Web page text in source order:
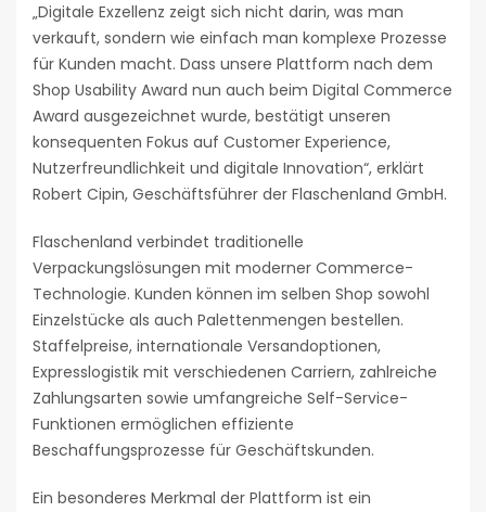
„Digitale Exzellenz zeigt sich nicht darin, was man
verkauft, sondern wie einfach man komplexe Prozesse
für Kunden macht. Dass unsere Plattform nach dem
Shop Usability Award nun auch beim Digital Commerce
Award ausgezeichnet wurde, bestätigt unseren
konsequenten Fokus auf Customer Experience,
Nutzerfreundlichkeit und digitale Innovation“, erklärt
Robert Cipin, Geschäftsführer der Flaschenland GmbH.
Flaschenland verbindet traditionelle
Verpackungslösungen mit moderner Commerce-
Technologie. Kunden können im selben Shop sowohl
Einzelstücke als auch Palettenmengen bestellen.
Staffelpreise, internationale Versandoptionen,
Expresslogistik mit verschiedenen Carriern, zahlreiche
Zahlungsarten sowie umfangreiche Self-Service-
Funktionen ermöglichen effiziente
Beschaffungsprozesse für Geschäftskunden.
Ein besonderes Merkmal der Plattform ist ein